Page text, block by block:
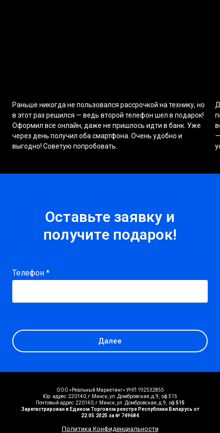
Раньше никогда не пользовался рассрочкой на технику, но
в этот раз решился — ведь второй телефон шел в подарок!
Оформил все онлайн, даже не пришлось идти в банк. Уже
через день получил оба смартфона. Очень удобно и
выгодно! Советую попробовать.
Оставьте заявку и
получите подарок!
Телефон *
Далее
ООО «Реальный Маркетинг» УНП 192532855
Юр. адрес: 220140, г.Минск, ул. Домбровская, д.9, оф.515
Почтовый адрес: 220140, г.Минск, ул. Домбровская, д.9, оф. 515
Зарегистрирован в Едином Торговом реестре Республики Беларусь от
22.05.2025 за № 749684
Политика Конфиденциальности